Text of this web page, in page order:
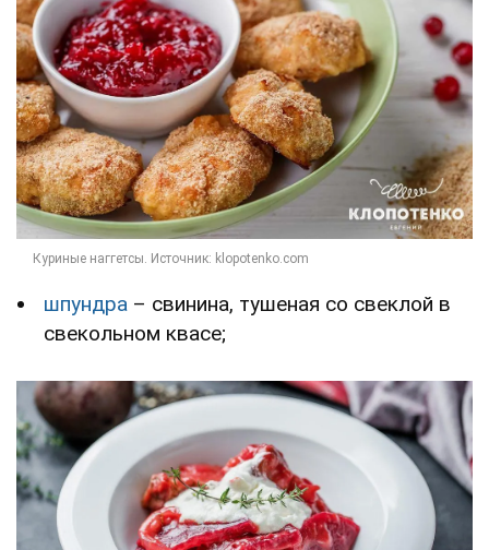
шпундра – свинина, тушеная со свеклой в
свекольном квасе;